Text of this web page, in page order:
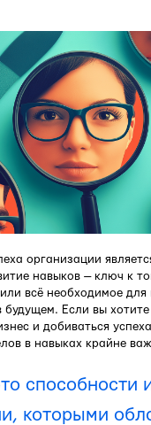
организации
навыков — ключ к
всё необходимое
будущем. Если вы
и добиваться
в навыках крайне
способности
которыми